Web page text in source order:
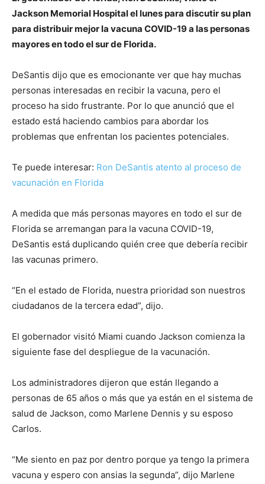
Jackson Memorial Hospital el lunes para discutir su plan
para distribuir mejor la vacuna COVID-19 a las personas
mayores en todo el sur de Florida.
DeSantis dijo que es emocionante ver que hay muchas
personas interesadas en recibir la vacuna, pero el
proceso ha sido frustrante. Por lo que anunció que el
estado está haciendo cambios para abordar los
problemas que enfrentan los pacientes potenciales.
Te puede interesar: Ron DeSantis atento al proceso de
vacunación en Florida
A medida que más personas mayores en todo el sur de
Florida se arremangan para la vacuna COVID-19,
DeSantis está duplicando quién cree que debería recibir
las vacunas primero.
“En el estado de Florida, nuestra prioridad son nuestros
ciudadanos de la tercera edad”, dijo.
El gobernador visitó Miami cuando Jackson comienza la
siguiente fase del despliegue de la vacunación.
Los administradores dijeron que están llegando a
personas de 65 años o más que ya están en el sistema de
salud de Jackson, como Marlene Dennis y su esposo
Carlos.
“Me siento en paz por dentro porque ya tengo la primera
vacuna y espero con ansias la segunda”, dijo Marlene